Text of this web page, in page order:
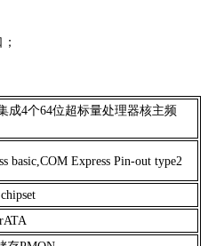
成4个64位超标量处理器核主频
basic,COM Express Pin-out type2